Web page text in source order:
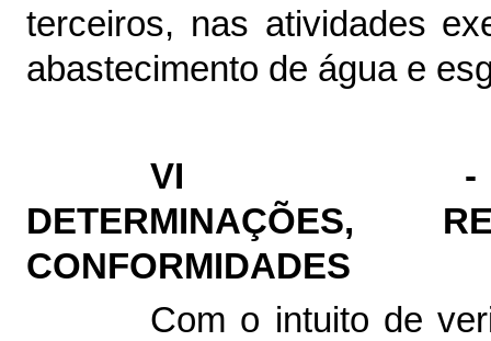
terceiros, nas atividades
abastecimento de água e
VI -
DETERMINAÇÕES,
CONFORMIDADES
Com o intuito de